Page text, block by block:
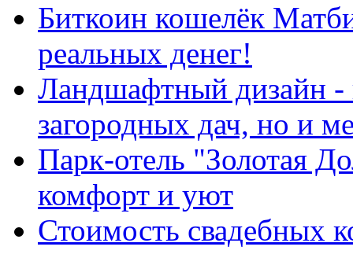
Биткоин кошелёк
реальных денег!
Ландшафтный дизайн -
загородных дач, но и
Парк-отель "Золотая
комфорт и уют
Стоимость свадебных